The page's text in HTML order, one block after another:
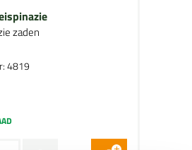
zaden
4819